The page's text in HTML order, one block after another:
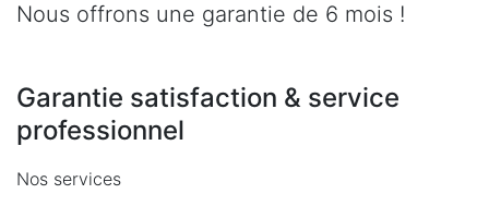
Nous offrons une garantie de 6 mois !
Garantie satisfaction & service
professionnel
Nos services